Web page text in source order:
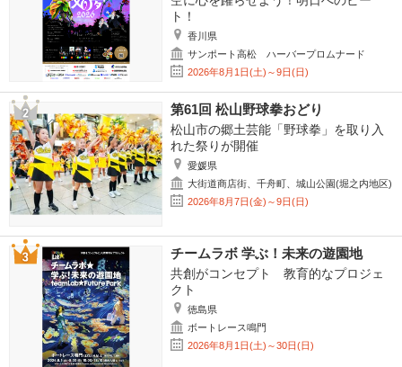
ト！
香川県
サンポート高松 ハーバープロムナード
2026年8月1日(土)～9日(日)
第61回 松山野球拳おどり
松山市の郷土芸能「野球拳」を取り入
れた祭りが開催
愛媛県
大街道商店街、千舟町、城山公園(堀之内地区)
2026年8月7日(金)～9日(日)
チームラボ 学ぶ！未来の遊園地
共創がコンセプト 教育的なプロジェ
クト
徳島県
ボートレース鳴門
2026年8月1日(土)～30日(日)